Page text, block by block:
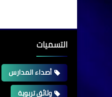
التسميات
أصداء المدارس
وثائق تربوية